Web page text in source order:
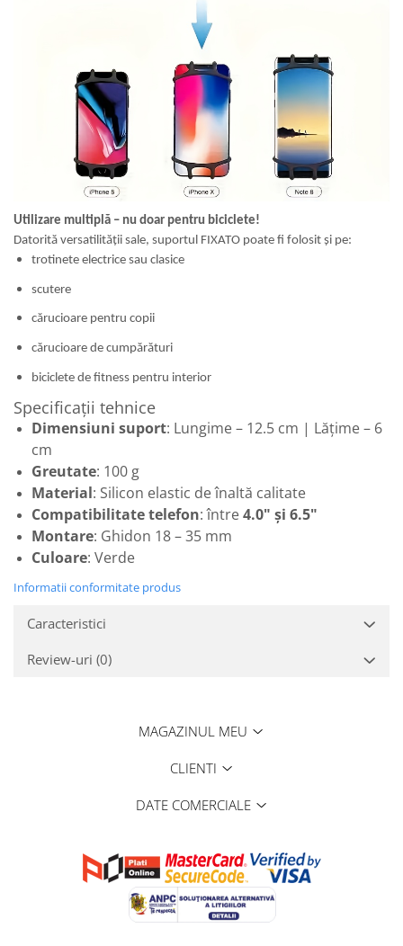
Utilizare multiplă – nu doar pentru biciclete!
Datorită versatilității sale, suportul FIXATO poate fi folosit și pe:
trotinete electrice sau clasice
scutere
cărucioare pentru copii
cărucioare de cumpărături
biciclete de fitness pentru interior
Specificații tehnice
Dimensiuni suport: Lungime – 12.5 cm | Lățime – 6
cm
Greutate: 100 g
Material: Silicon elastic de înaltă calitate
Compatibilitate telefon: între4.0" și 6.5"
Montare: Ghidon 18 – 35 mm
Culoare: Verde
Informatii conformitate produs
Caracteristici
Review-uri (0)
MAGAZINUL MEU
CLIENTI
DATE COMERCIALE